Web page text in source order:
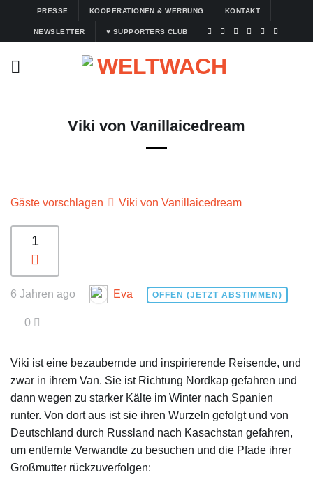
springen
PRESSE KOOPERATIONEN & WERBUNG KONTAKT
NEWSLETTER ♥ SUPPORTERS CLUB
Viki von Vanillaicedream
Gäste vorschlagen Viki von Vanillaicedream
1
6 Jahren ago Eva OFFEN (JETZT ABSTIMMEN)
0
Viki ist eine bezaubernde und inspirierende Reisende, und
zwar in ihrem Van. Sie ist Richtung Nordkap gefahren und
dann wegen zu starker Kälte im Winter nach Spanien
runter. Von dort aus ist sie ihren Wurzeln gefolgt und von
Deutschland durch Russland nach Kasachstan gefahren,
um entfernte Verwandte zu besuchen und die Pfade ihrer
Großmutter rückzuverfolgen: